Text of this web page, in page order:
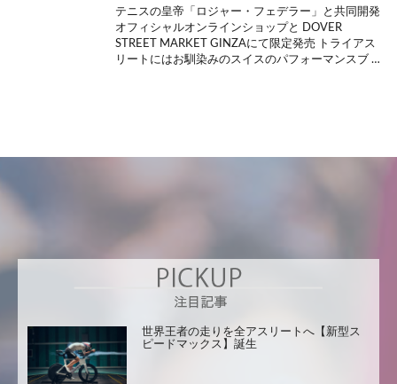
テニスの皇帝「ロジャー・フェデラー」と共同開発
オフィシャルオンラインショップと DOVER
STREET MARKET GINZAにて限定発売 トライアス
リートにはお馴染みのスイスのパフォーマンスブ …
世界王者の走りを全アスリートへ【新型ス
ピードマックス】誕生